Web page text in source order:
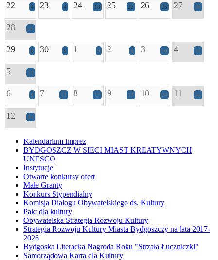
22 4 23 4 24 18 25 22 26 25 27 39
28 25
29 6 30 9 1 9 2 6 3 10 4 11
5 19
6 9 7 11 8 17 9 13 10 24 11 44
12 33
Kalendarium imprez
BYDGOSZCZ W SIECI MIAST KREATYWNYCH
UNESCO
Instytucje
Otwarte konkursy ofert
Małe Granty
Konkurs Stypendialny
Komisja Dialogu Obywatelskiego ds. Kultury
Pakt dla kultury
Obywatelska Strategia Rozwoju Kultury
Strategia Rozwoju Kultury Miasta Bydgoszczy na lata 2017-
2026
Bydgoska Literacka Nagroda Roku "Strzała Łuczniczki"
Samorządowa Karta dla Kultury